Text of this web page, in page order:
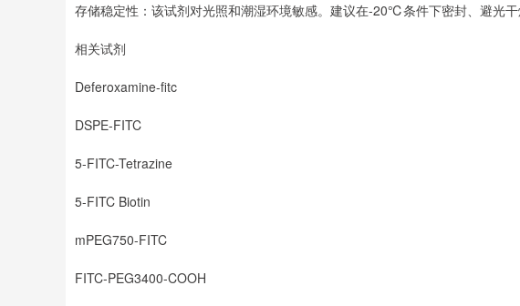
存储稳定性：该试剂对光照和潮湿环境敏感。建议在-20℃条件下密封、避光干
相关试剂
Deferoxamine-fitc
DSPE-FITC
5-FITC-Tetrazine
5-FITC Biotin
mPEG750-FITC
FITC-PEG3400-COOH